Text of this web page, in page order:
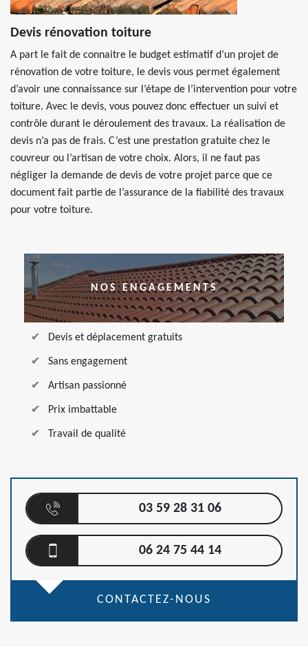
Devis rénovation toiture
A part le fait de connaitre le budget estimatif d’un projet de
rénovation de votre toiture, le devis vous permet également
d’avoir une connaissance sur l’étape de l’intervention pour votre
toiture. Avec le devis, vous pouvez donc effectuer un suivi et
contrôle durant le déroulement des travaux. La réalisation de
devis n’a pas de frais. C’est une prestation gratuite chez le
couvreur ou l’artisan de votre choix. Alors, il ne faut pas
négliger la demande de devis de votre projet parce que ce
document fait partie de l’assurance de la fiabilité des travaux
pour votre toiture.
NOS ENGAGEMENTS
Devis et déplacement gratuits
Sans engagement
Artisan passionné
Prix imbattable
Travail de qualité
03 59 28 31 06
06 24 75 44 14
CONTACTEZ-NOUS